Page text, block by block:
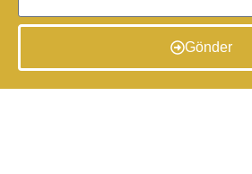
Gönder